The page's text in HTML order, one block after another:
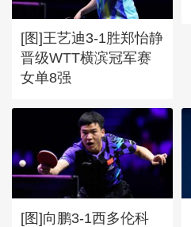
[图]王艺迪3-1胜郑怡静
晋级WTT横滨冠军赛
女单8强
[图]向鹏3-1西多伦科